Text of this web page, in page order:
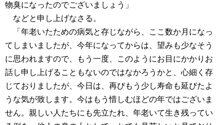
物臭になったのでございましょう」
などと申し上げなさる。
「年老いたための病気と存じながら、ここ数か月になっ
てしまいましたが、今年になってからは、望みも少なそう
に思われますので、もう一度、このようにお目にかかりお
話し申し上げることもないのではなかろうかと、心細く存
じておりましたが、今日は、再びもう少し寿命も延びたよ
うな気が致します。今はもう惜しむほどの年ではございま
せん。親しい人たちにも先立たれ、年老いて生き残ってい